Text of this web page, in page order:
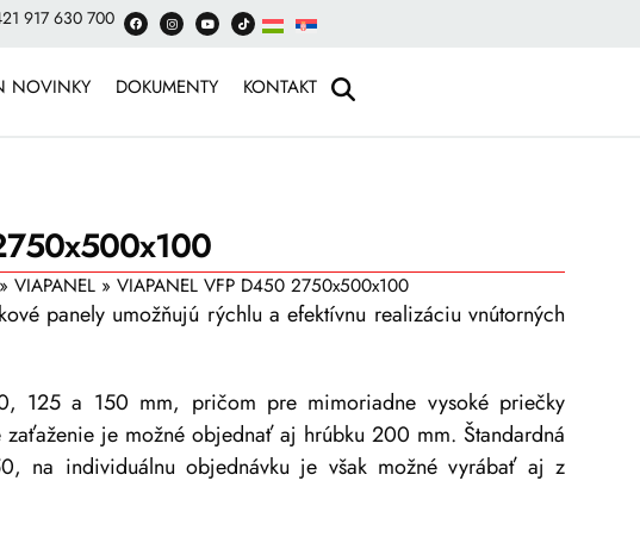
917 630 700
NOVINKY DOKUMENTY KONTAKT
VIAPANEL» VIAPANEL VFP D450 2750x500x100
panely umožňujú rýchlu a efektívnu realizáciu vnútorných
125 a 150 mm, pričom pre mimoriadne vysoké priečky
je možné objednať aj hrúbku 200 mm. Štandardná
na individuálnu objednávku je však možné vyrábať aj z